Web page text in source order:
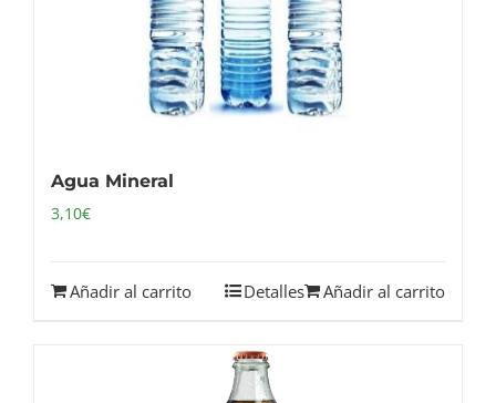
Agua Mineral
3,10€
Añadir al carrito Añadir al carrito
Detalles